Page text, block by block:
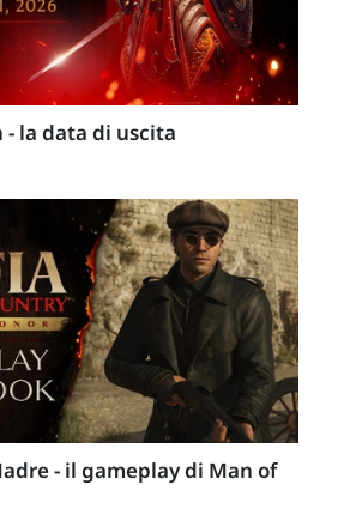
- la data di uscita
- il gameplay di Man of